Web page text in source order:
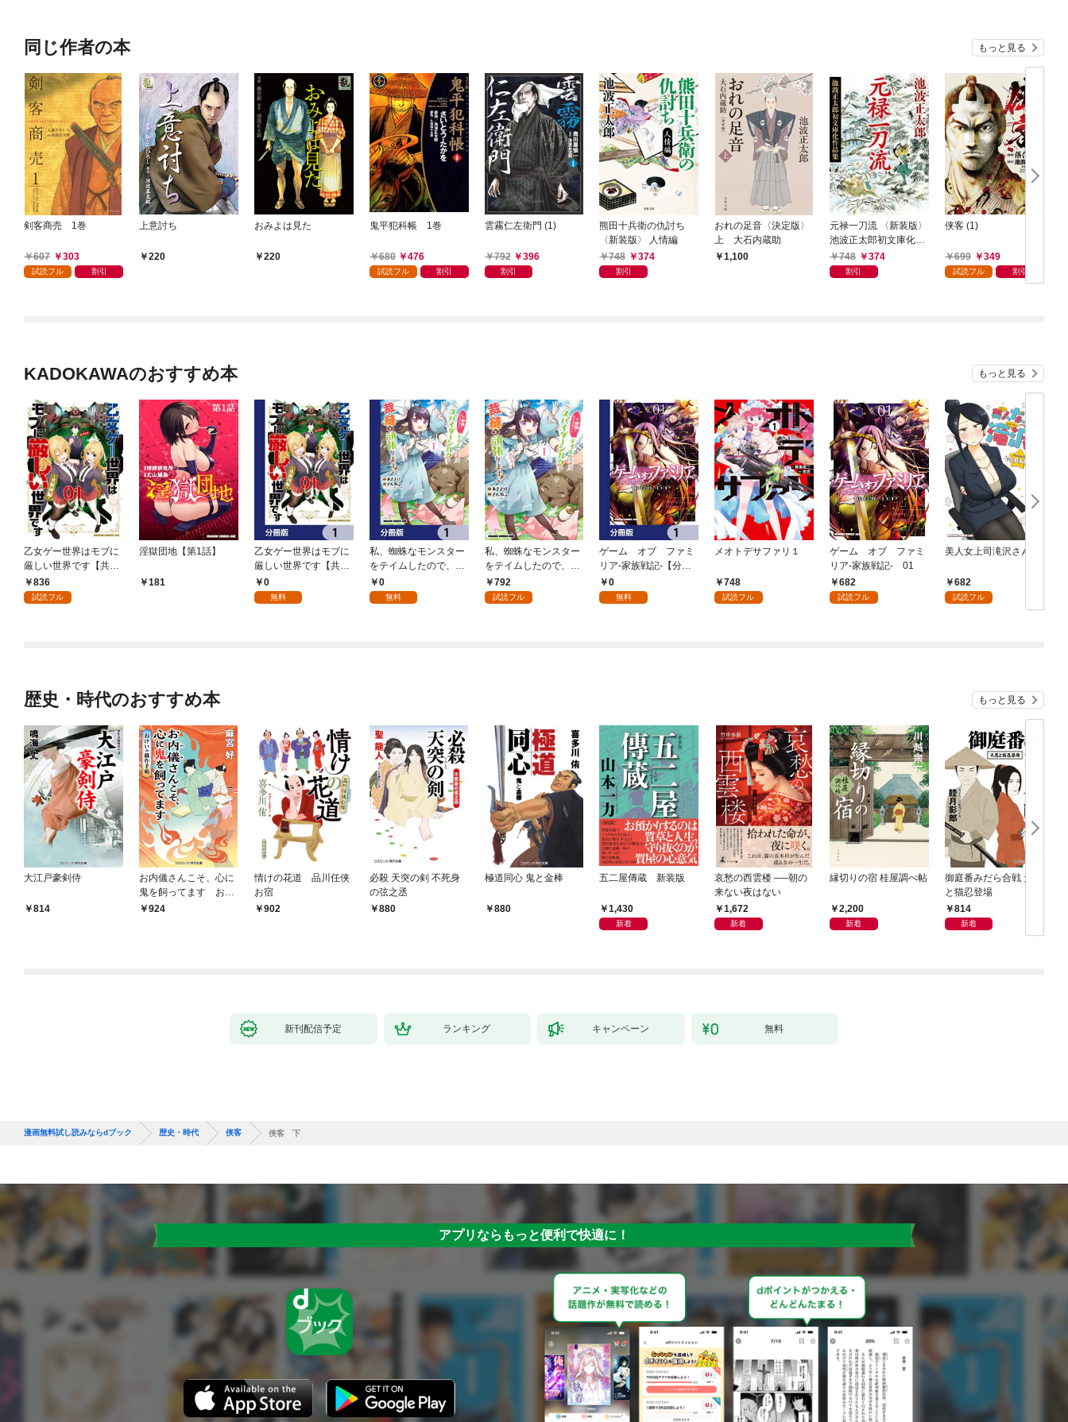
同じ作者の本 もっと見る
剣客商売 1巻
607 303
試読フル 割引
上意討ち
220
おみよは見た
220
鬼平犯科帳 1巻
680 476
試読フル 割引
雲霧仁左衛門 (1)
792 396
割引
熊田十兵衛の仇討ち
〈新装版〉 人情編
748
374
割引
おれの足音〈決定版〉
上 大石内蔵助
1,100
元禄一刀流 〈新装版〉
池波正太郎初文庫化作
品集748 374
割引
侠客 (1)
699 349
試読フル 割引
KADOKAWAのおすすめ本 もっと見る
乙女ゲー世界はモブに
厳しい世界です【共和
国編】 ０１
836
試読フル
淫獄団地【第1話】
181
乙女ゲー世界はモブに
厳しい世界です【共和
国編】【分冊版】 1
0
無料
私、蜘蛛なモンスター
をテイムしたので、ス
パイダーシルクで裁縫
を頑張ります！【分冊
0
無料
私、蜘蛛なモンスター
をテイムしたので、ス
パイダーシルクで裁縫
を頑張ります！ 1
792
試読フル
ゲーム オブ ファミ
リア-家族戦記-【分冊
版】 1
0
無料
メオトデサファリ１
748
試読フル
ゲーム オブ ファミ
リア-家族戦記- 01
682
試読フル
美人女上司滝沢さん
682
試読フル
歴史・時代のおすすめ本 もっと見る
大江戸豪剣侍
814
お内儀さんこそ、心に
鬼を飼ってます おけ
いの戯作手帖
924
情けの花道 品川任侠
お宿
902
必殺 天突の剣 不死身
の弦之丞
880
極道同心 鬼と金棒
880
五二屋傳蔵 新装版
1,430
新着
哀愁の西雲楼 ──朝の
来ない夜はない
1,672
新着
縁切りの宿 桂屋調べ帖
2,200
新着
御庭番みだら合戦 犬忍
と猫忍登場
814
新着
新刊配信予定 ランキング キャンペーン 無料
漫画無料試し読みならdブック 歴史・時代 侠客 侠客 下
アプリならもっと便利で快適に！